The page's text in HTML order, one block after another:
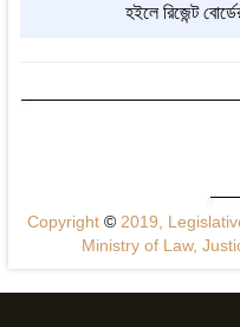
হইলে রিজেন্ট
Copyright ©2019,
Ministry of Law,